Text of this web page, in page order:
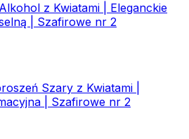
z Kwiatami | Eleganckie
| Szafirowe nr 2
Szary z Kwiatami |
| Szafirowe nr 2